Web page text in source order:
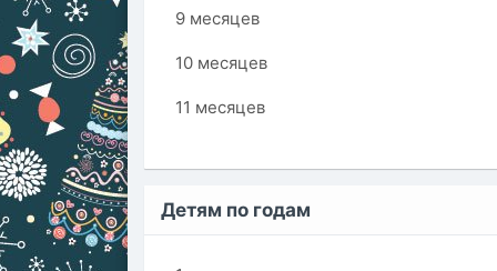
9 месяцев
10 месяцев
11 месяцев
Детям по годам